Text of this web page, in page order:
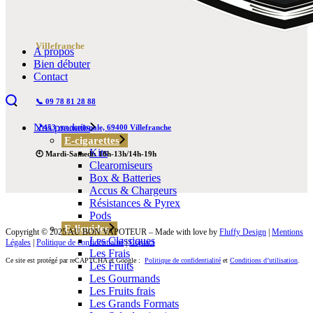
A propos
Bien débuter
Contact
Nos produits
E-cigarettes
Kits
Clearomiseurs
Box & Batteries
Accus & Chargeurs
Résistances & Pyrex
Pods
E-liquides
Les Classiques
Les Frais
Les Fruits
Les Gourmands
Les Fruits frais
Les Grands Formats
Villefranche
📞 09 78 81 28 88
📍453 rue nationale, 69400 Villefranche
🕙 Mardi-Samedi: 10h-13h/14h-19h
Copyright © 2025 AU BON VAPOTEUR – Made with love by Fluffy Design Mentions
Légales Politique de confidentialité|Contact
Ce site est protégé par reCAPTCHA et Google : Politique de confidentialité et Conditions d’utilisation